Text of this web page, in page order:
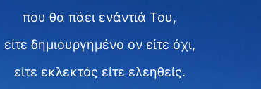
που θα πάει ενάντιά Του,
είτε δημιουργημένο ον είτε όχι,
είτε εκλεκτός είτε ελεηθείς.